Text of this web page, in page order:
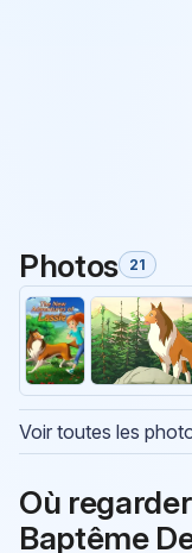
Photos 21
Voir toutes les
Où
Baptême